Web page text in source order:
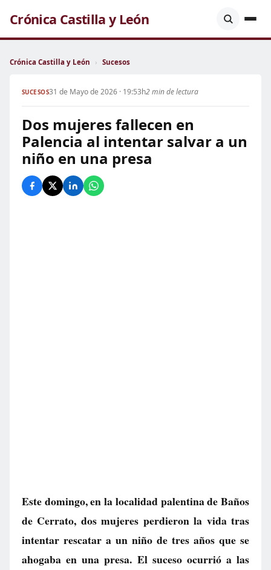
Crónica Castilla y León
Crónica Castilla y León › Sucesos
SUCESOS31 de Mayo de 2026 · 19:53h2 min de lectura
Dos mujeres fallecen en
Palencia al intentar salvar a un
niño en una presa
Este domingo, en la localidad palentina de Baños
de Cerrato, dos mujeres perdieron la vida tras
intentar rescatar a un niño de tres años que se
ahogaba en una presa. El suceso ocurrió a las